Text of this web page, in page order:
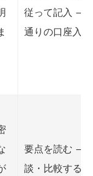
従って記入 →
通りの口座入金
要点を読む →
談・比較する